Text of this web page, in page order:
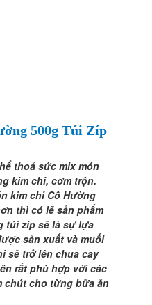
500g Túi Zíp
thoả sức mix món
kim chi, cơm trộn.
kim chi Cô Hường
thì có lẽ sản phẩm
túi zíp sẽ là sự lựa
sản xuất và muối
sẽ trở lên chua cay
rất phù hợp với các
chút cho từng bữa ăn